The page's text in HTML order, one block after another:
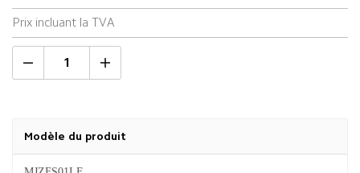
Prix incluant la TVA
Modèle du produit